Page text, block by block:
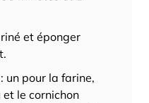
et éponger
un pour la farine,
le cornichon